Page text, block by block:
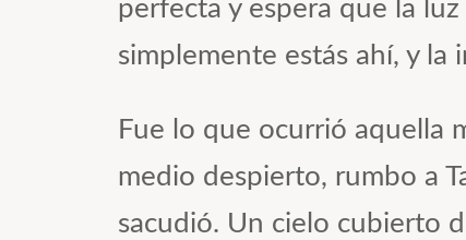
perfecta y espera que la
simplemente estás ahí, y la
Fue lo que ocurrió aquella
medio despierto, rumbo a
sacudió. Un cielo cubierto